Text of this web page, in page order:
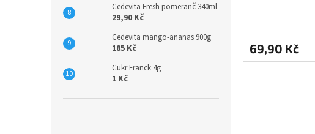
Cedevita Fresh pomeranč 340ml
29,90 Kč
Cedevita mango-ananas 900g
185 Kč
Cukr Franck 4g
1 Kč
69,90 Kč